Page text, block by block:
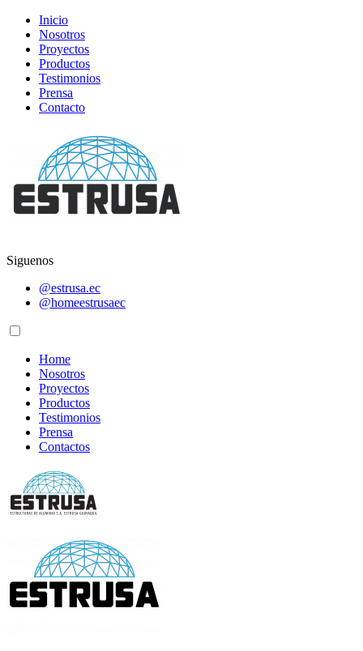
Inicio
Nosotros
Proyectos
Productos
Testimonios
Prensa
Contacto
Siguenos
@estrusa.ec
@homeestrusaec
Home
Nosotros
Proyectos
Productos
Testimonios
Prensa
Contactos